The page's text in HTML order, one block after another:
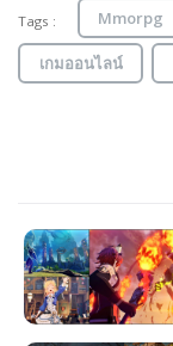
Tags : Mmorpg
เกมออนไลน์